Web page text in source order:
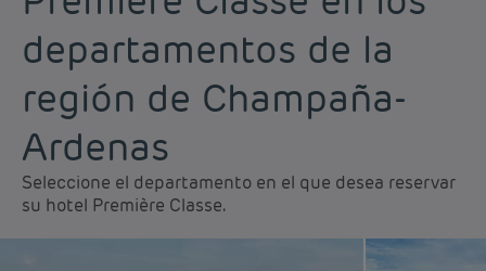
departamentos de la
región de Champaña-
Ardenas
Seleccione el departamento en el que desea reservar
su hotel Première Classe.